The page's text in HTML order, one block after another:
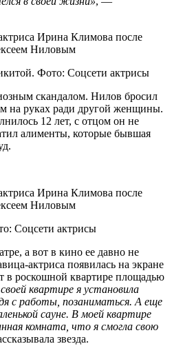
Фото: Соцсети актрисы
скандалом. Нилов бросил
на руках ради другой женщины.
12 лет, с отцом он не
алименты, которые бывшая
Соцсети актрисы
а вот в кино ее давно не
актриса появилась на экране
в роскошной квартире площадью
квартире я установила
с работы, позаниматься. А еще
сауне. В моей квартире
комната, что я смогла свою
звезда.